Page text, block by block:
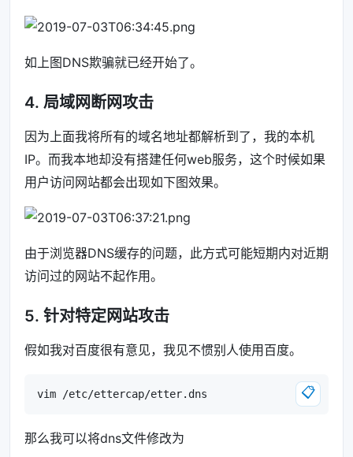
如上图DNS欺骗就已经开始了。
4. 局域网断网攻击
因为上面我将所有的域名地址都解析到了，我的本机
IP。而我本地却没有搭建任何web服务，这个时候如果
用户访问网站都会出现如下图效果。
由于浏览器DNS缓存的问题，此方式可能短期内对近期
访问过的网站不起作用。
5. 针对特定网站攻击
假如我对百度很有意见，我见不惯别人使用百度。
📋
那么我可以将dns文件修改为